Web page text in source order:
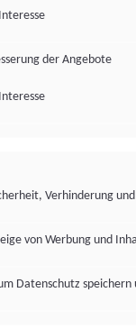
der Angebote
Verhinderung
von Werbung und
Datenschutz